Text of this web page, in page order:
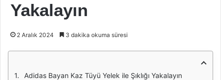
Yakalayın
2 Aralık 2024 3 dakika okuma süresi
Adidas Bayan Kaz Tüyü Yelek ile Şıklığı Yakalayın